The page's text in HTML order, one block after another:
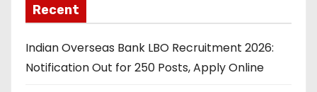
Recent
Indian Overseas Bank LBO Recruitment 2026:
Notification Out for 250 Posts, Apply Online